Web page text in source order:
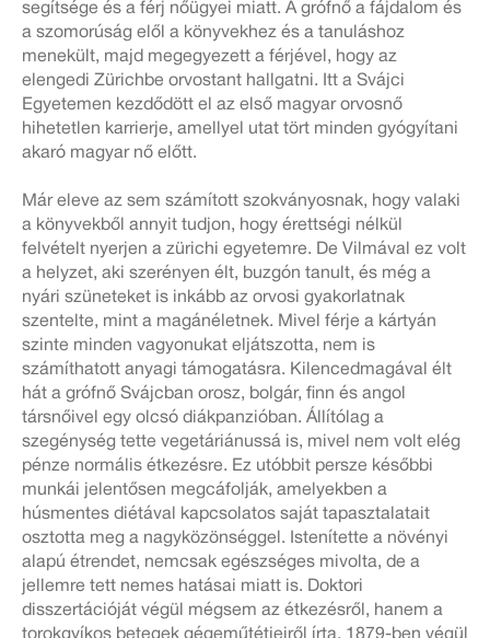
segítsége és a férj nőügyei miatt. A grófnő a fájdalom és
a szomorúság elől a könyvekhez és a tanuláshoz
menekült, majd megegyezett a férjével, hogy az
elengedi Zürichbe orvostant hallgatni. Itt a Svájci
Egyetemen kezdődött el az első magyar orvosnő
hihetetlen karrierje, amellyel utat tört minden gyógyítani
akaró magyar nő előtt.
Már eleve az sem számított szokványosnak, hogy valaki
a könyvekből annyit tudjon, hogy érettségi nélkül
felvételt nyerjen a zürichi egyetemre. De Vilmával ez volt
a helyzet, aki szerényen élt, buzgón tanult, és még a
nyári szüneteket is inkább az orvosi gyakorlatnak
szentelte, mint a magánéletnek. Mivel férje a kártyán
szinte minden vagyonukat eljátszotta, nem is
számíthatott anyagi támogatásra. Kilencedmagával élt
hát a grófnő Svájcban orosz, bolgár, finn és angol
társnőivel egy olcsó diákpanzióban. Állítólag a
szegénység tette vegetáriánussá is, mivel nem volt elég
pénze normális étkezésre. Ez utóbbit persze későbbi
munkái jelentősen megcáfolják, amelyekben a
húsmentes diétával kapcsolatos saját tapasztalatait
osztotta meg a nagyközönséggel. Istenítette a növényi
alapú étrendet, nemcsak egészséges mivolta, de a
jellemre tett nemes hatásai miatt is. Doktori
disszertációját végül mégsem az étkezésről, hanem a
torokgyíkos betegek gégeműtétjeiről írta. 1879-ben végül